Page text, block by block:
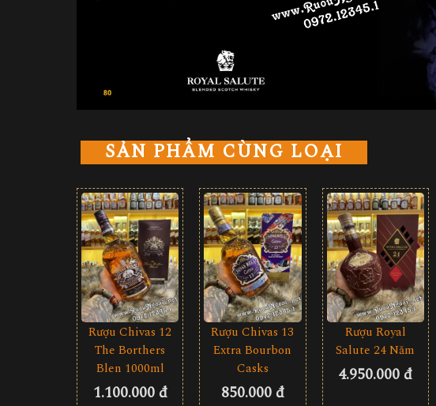
SẢN PHẨM CÙNG LOẠI
Rượu Chivas 12
The Borthers
Blen 1000ml
1.100.000 đ
Rượu Chivas 13
Extra Bourbon
Casks
850.000 đ
Rượu Royal
Salute 24 Năm
4.950.000 đ